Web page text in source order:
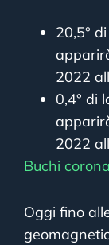
20,5°
2022
0,4° di
2022
Buchi
Oggi fino